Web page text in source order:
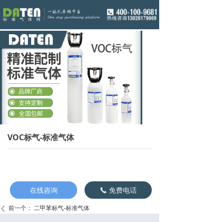
VOC标气-标准气体
끅 免费电话
ꄴ 前一个： 二甲苯标气-标准气体
在线咨询